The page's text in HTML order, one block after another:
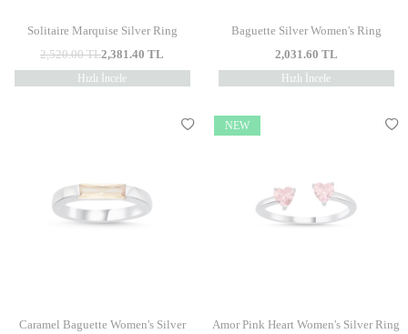
Solitaire Marquise Silver Ring
2,520.00TL2,381.40 TL
Hızlı İncele
Baguette Silver Women's Ring
2,031.60 TL
Hızlı İncele
Caramel Baguette Women's Silver
NEW
Amor Pink Heart Women's Silver Ring